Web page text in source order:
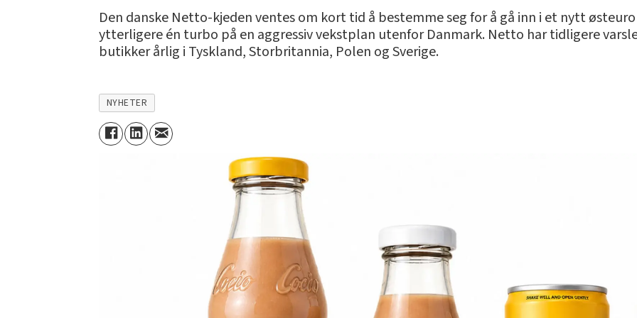
Den danske Netto-kjeden ventes om kort tid å bestemme seg for å gå inn i et nytt
ytterligere én turbo på en aggressiv vekstplan utenfor Danmark. Netto har tidligere
butikker årlig i Tyskland, Storbritannia, Polen og Sverige.
NYHETER